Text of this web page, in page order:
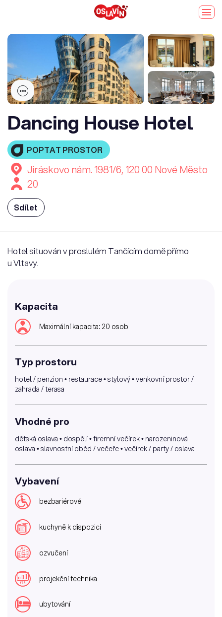
Dancing House Hotel
POPTAT PROSTOR
Jiráskovo nám. 1981/6, 120 00 Nové Město
20
Sdílet
Hotel situován v proslulém Tančícím domě přímo
u Vltavy.
Kapacita
Maximální kapacita: 20 osob
Typ prostoru
hotel / penzion • restaurace • stylový • venkovní prostor /
zahrada / terasa
Vhodné pro
dětská oslava • dospělí • firemní večírek • narozeninová
oslava • slavnostní oběd / večeře • večírek / party / oslava
Vybavení
bezbariérové
kuchyně k dispozici
ozvučení
projekční technika
ubytování